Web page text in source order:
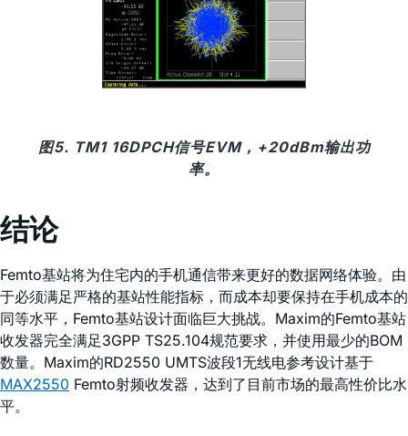
图5. TM1 16DPCH信号EVM，+20dBm输出功
率。
结论
Femto基站将为住宅内的手机通信带来更好的数据网络体验。由
于必须满足严格的基站性能指标，而成本却要保持在手机成本的
同等水平，Femto基站设计面临巨大挑战。Maxim的Femto基站
收发器完全满足3GPP TS25.104规范要求，并使用最少的BOM
数量。Maxim的RD2550 UMTS波段1无线电参考设计基于
MAX2550 Femto射频收发器，达到了目前市场的最高性价比水
平。